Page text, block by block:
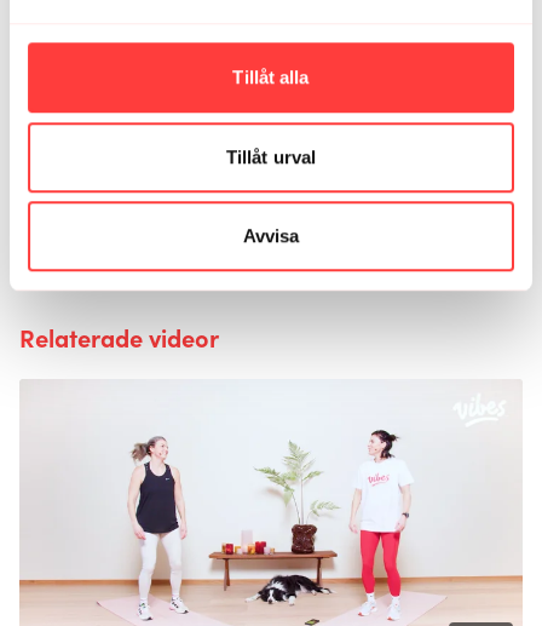
Tillåt alla
Tillåt urval
Avvisa
1 Visa svar (1)
Helena L. november 29, 2025
Ladda mer
Relaterade videor